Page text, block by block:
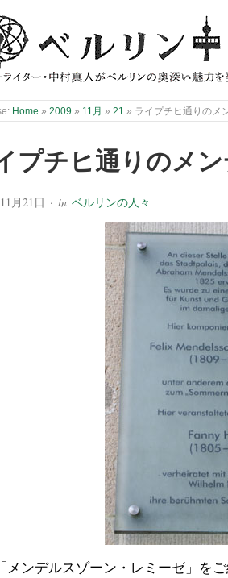
Home » 2009 » 11月 » 21 » ライプチヒ通りのメ
プチヒ通りのメ
月21日 · in ベルリンの人々
メンデルスゾーン・レミーゼ」を